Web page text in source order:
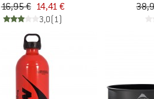
16,95 € 14,41 €
3,0(1)